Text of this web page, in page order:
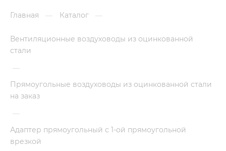
Главная — Каталог —
Вентиляционные воздуховоды из оцинкованной
стали
—
Прямоугольные воздуховоды из оцинкованной стали
на заказ
—
Адаптер прямоугольный с 1-ой прямоугольной
врезкой